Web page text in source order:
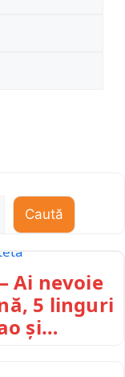
Caută
Ai nevoie
5 linguri
și…